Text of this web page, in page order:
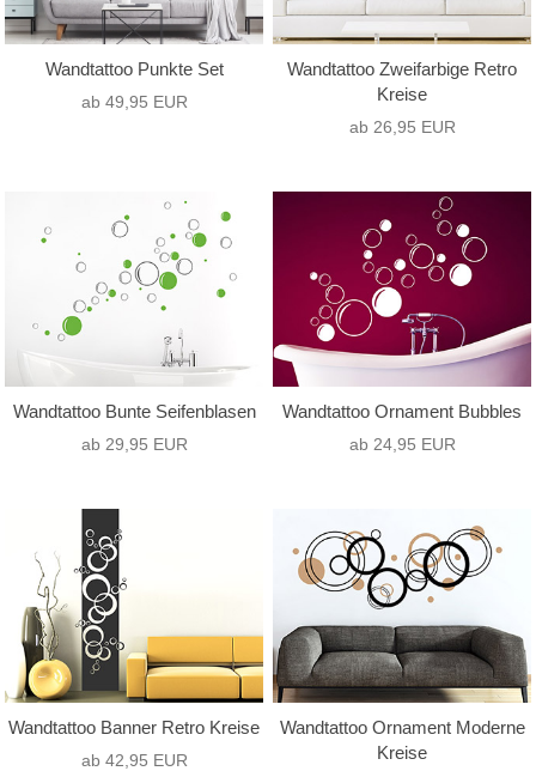
Wandtattoo Punkte Set
ab 49,95 EUR
Wandtattoo Zweifarbige Retro
Kreise
ab 26,95 EUR
Wandtattoo Bunte Seifenblasen
ab 29,95 EUR
Wandtattoo Ornament Bubbles
ab 24,95 EUR
Wandtattoo Banner Retro Kreise
ab 42,95 EUR
Wandtattoo Ornament Moderne
Kreise